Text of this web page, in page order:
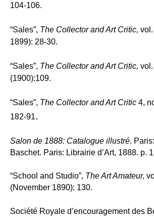
104-106.
“Sales”, The Collector and Art Critic,
1899): 28-30.
“Sales”, The Collector and Art Critic,
(1900):109.
“Sales”, The Collector and Art Critic 4,
182-91.
Salon de 1888: Catalogue illustré.
Baschet. Paris: Librairie d’Art, 1888. p.
“School and Studio”, The Art Amateur,
(November 1890): 130.
Société Royale d’encouragement des